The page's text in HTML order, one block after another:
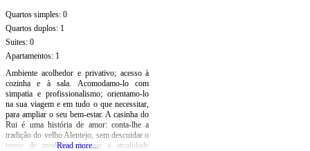
Quartos simples:0
Quartos duplos: 1
Suites:0
Apartamentos: 1
Ambiente acolhedor e p rivativo; acesso à
cozinha e à sala. Aco modamo-lo com
simpatia e profissionalismo; orientamo-lo
na sua viagem e em tudo o que necessitar,
para ampliar o seu bem-estar. A casinha do
Rui é uma história de amor: conta-lhe a
tradição do velho Alentejo, sem descuidar o
toque de modernidade que a atualidade
Read more...